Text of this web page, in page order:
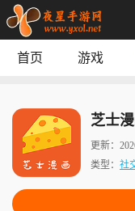
专题
首页 游戏
芝士
更新：
类型： 社